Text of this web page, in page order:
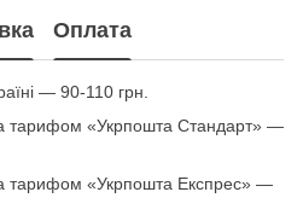
Оплата
— 90-110 грн.
тарифом «Укрпошта Стандарт» —
тарифом «Укрпошта Експрес» —